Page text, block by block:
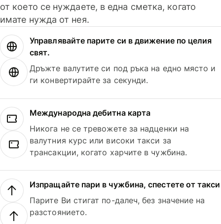
от което се нуждаете, в една сметка, когато
имате нужда от нея.
Управлявайте парите си в движение по целия
свят.
Дръжте валутите си под ръка на едно място и
ги конвертирайте за секунди.
Международна дебитна карта
Никога не се тревожете за надценки на
валутния курс или високи такси за
трансакции, когато харчите в чужбина.
Изпращайте пари в чужбина, спестете от такси
Парите Ви стигат по-далеч, без значение на
разстоянието.